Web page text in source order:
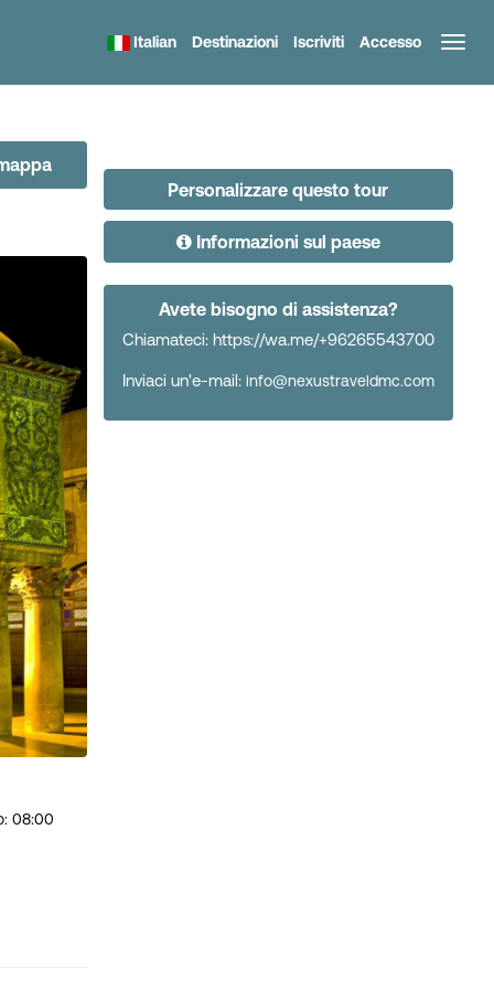
Italian Destinazioni Accesso
Iscriviti
08:00
Personalizzare questo tour
Informazioni sul paese
Avete bisogno di assistenza?
Chiamateci: https://wa.me/+96265543700
Inviaci un'e-mail: info@nexustraveldmc.com